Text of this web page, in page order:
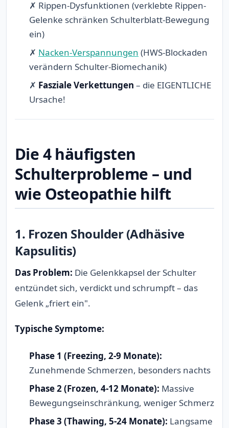
✗ Rippen-Dysfunktionen (verklebte Rippen-
Gelenke schränken Schulterblatt-Bewegung
ein)
✗ Nacken-Verspannungen (HWS-Blockaden
verändern Schulter-Biomechanik)
✗ Fasziale Verkettungen – die EIGENTLICHE
Ursache!
Die 4 häufigsten
Schulterprobleme – und
wie Osteopathie hilft
1. Frozen Shoulder (Adhäsive
Kapsulitis)
Das Problem: Die Gelenkkapsel der Schulter
entzündet sich, verdickt und schrumpft – das
Gelenk „friert ein".
Typische Symptome:
Phase 1 (Freezing, 2-9 Monate):
Zunehmende Schmerzen, besonders nachts
Phase 2 (Frozen, 4-12 Monate): Massive
Bewegungseinschränkung, weniger Schmerz
Phase 3 (Thawing, 5-24 Monate): Langsame